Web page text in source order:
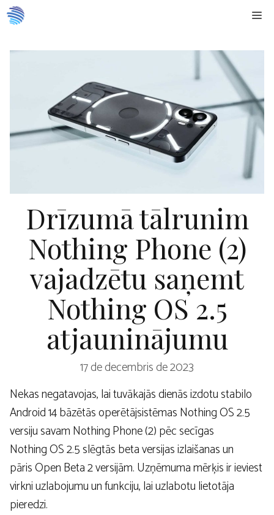
Doties
uz
Drīzumā tālrunim
Nothing Phone (2)
vajadzētu saņemt
Nothing OS 2.5
atjauninājumu
17 de decembris de 2023
Nekas negatavojas, lai tuvākajās dienās izdotu stabilo
Android 14 bāzētās operētājsistēmas Nothing OS 2.5
versiju savam Nothing Phone (2) pēc secīgas
Nothing OS 2.5 slēgtās beta versijas izlaišanas un
pāris Open Beta 2 versijām. Uzņēmuma mērķis ir ieviest
virkni uzlabojumu un funkciju, lai uzlabotu lietotāja
pieredzi.